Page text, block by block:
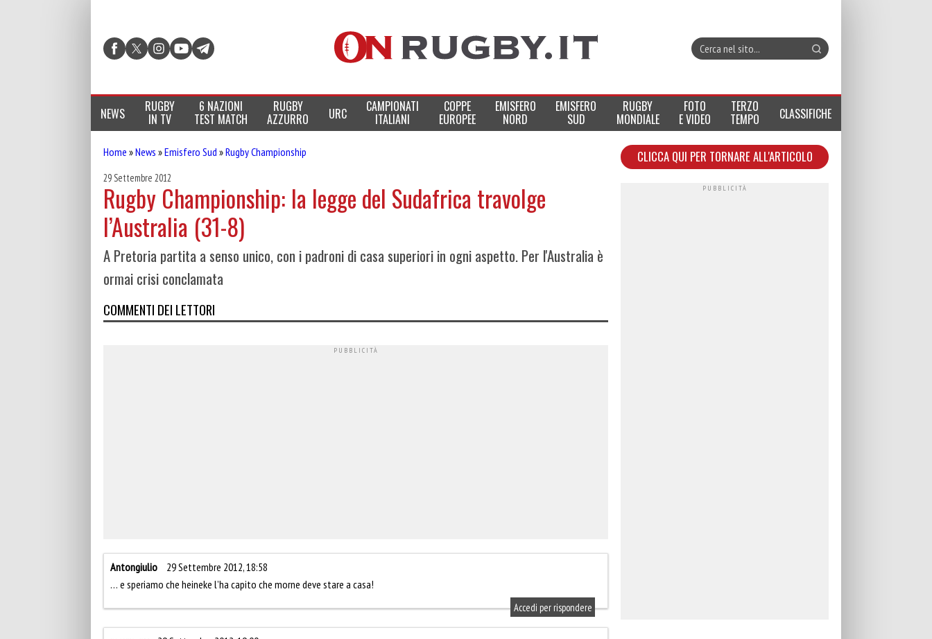
NEWS RUGBY
IN TV
6 NAZIONI
TEST MATCH
RUGBY
AZZURRO URC CAMPIONATI
ITALIANI
COPPE
EUROPEE
EMISFERO
NORD
EMISFERO
SUD
RUGBY
MONDIALE
FOTO
E VIDEO
TERZO
TEMPO CLASSIFICHE
Home »News »Emisfero Sud »Rugby Championship
29 Settembre 2012
Rugby Championship: la legge del Sudafrica travolge
l’Australia (31-8)
A Pretoria partita a senso unico, con i padroni di casa superiori in ogni aspetto. Per l'Australia è
ormai crisi conclamata
COMMENTI DEI LETTORI
Antongiulio
29 Settembre 2012, 18:58
… e speriamo che heineke l’ha capito che morne deve stare a casa!
Accedi per rispondere
CLICCA QUI PER TORNARE ALL'ARTICOLO